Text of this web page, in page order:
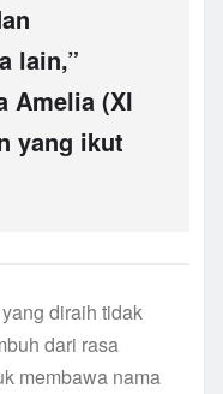
lain,”
Amelia (XI
yang ikut
diraih tidak
dari rasa
membawa nama